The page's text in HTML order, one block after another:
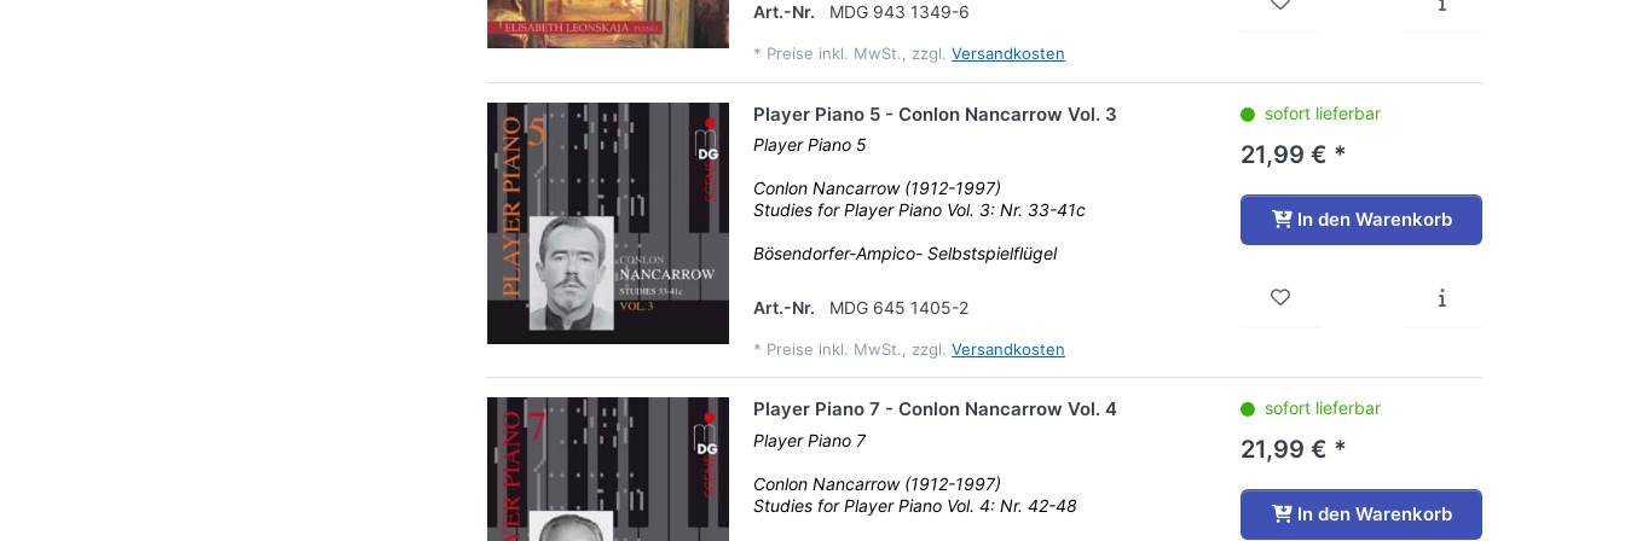
Art.-Nr. MDG 943 1349-6
* Preise inkl. MwSt., zzgl. Versandkosten
Player Piano 5 - Conlon Nancarrow Vol. 3
Player Piano 5
Conlon Nancarrow (1912-1997)
Studies for Player Piano Vol. 3: Nr. 33-41c
Bösendorfer-Ampico- Selbstspielflügel
Art.-Nr. MDG 645 1405-2
* Preise inkl. MwSt., zzgl. Versandkosten
sofort lieferbar
21,99 € *
In den Warenkorb
Player Piano 7 - Conlon Nancarrow Vol. 4
Player Piano 7
Conlon Nancarrow (1912-1997)
Studies for Player Piano Vol. 4: Nr. 42-48
sofort lieferbar
21,99 € *
In den Warenkorb